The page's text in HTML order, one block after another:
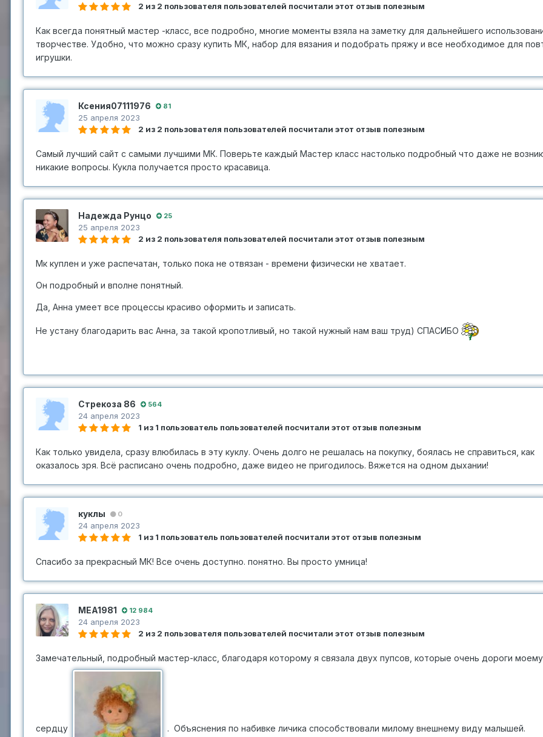
2 из 2 пользователя пользователей посчитали этот отзыв полезным
Как всегда понятный мастер -класс, все подробно, многие моменты взяла на заметку для дальнейшего
творчестве. Удобно, что можно сразу купить МК, набор для вязания и подобрать пряжу и все необходимое для
игрушки.
Ксения07111976 81
25 апреля 2023
2 из 2 пользователя пользователей посчитали этот отзыв полезным
Самый лучший сайт с самыми лучшими МК. Поверьте каждый Мастер класс настолько подробный что даже не
никакие вопросы. Кукла получается просто красавица.
Надежда Рунцо 25
25 апреля 2023
2 из 2 пользователя пользователей посчитали этот отзыв полезным
Мк куплен и уже распечатан, только пока не отвязан - времени физически не хватает.
Он подробный и вполне понятный.
Да, Анна умеет все процессы красиво оформить и записать.
Не устану благодарить вас Анна, за такой кропотливый, но такой нужный нам ваш труд) СПАСИБО
Стрекоза 86 564
24 апреля 2023
1 из 1 пользователь пользователей посчитали этот отзыв полезным
Как только увидела, сразу влюбилась в эту куклу. Очень долго не решалась на покупку, боялась не справиться, как
оказалось зря. Всё расписано очень подробно, даже видео не пригодилось. Вяжется на одном дыхании!
куклы 0
24 апреля 2023
1 из 1 пользователь пользователей посчитали этот отзыв полезным
Спасибо за прекрасный МК! Все очень доступно. понятно. Вы просто умница!
MEA1981 12 984
24 апреля 2023
2 из 2 пользователя пользователей посчитали этот отзыв полезным
Замечательный, подробный мастер-класс, благодаря которому я связала двух пупсов, которые очень дороги моему
сердцу . Объяснения по набивке личика способствовали милому внешнему виду малышей.